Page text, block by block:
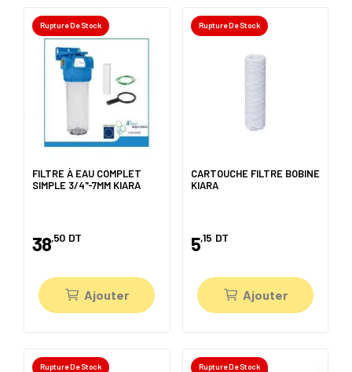
Rupture De Stock
FILTRE À EAU COMPLET
SIMPLE 3/4"-7MM KIARA
38,50 DT
Ajouter
Rupture De Stock
CARTOUCHE FILTRE BOBINE
KIARA
5,15 DT
Ajouter
Rupture De Stock Rupture De Stock